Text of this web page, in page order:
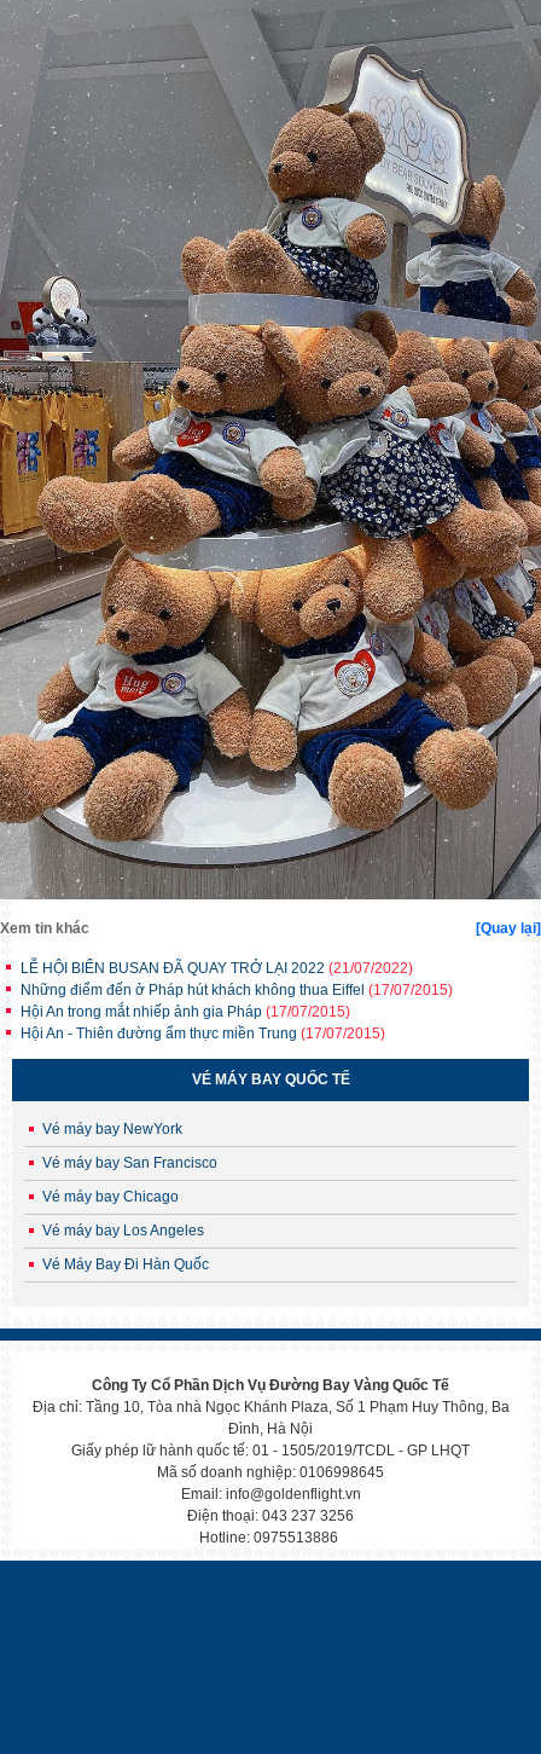
Xem tin khác [Quay lại]
LỄ HỘI BIỂN BUSAN ĐÃ QUAY TRỞ LẠI 2022 (21/07/2022)
Những điểm đến ở Pháp hút khách không thua Eiffel (17/07/2015)
Hội An trong mắt nhiếp ảnh gia Pháp (17/07/2015)
Hội An - Thiên đường ẩm thực miền Trung (17/07/2015)
VÉ MÁY BAY QUỐC TẾ
Vé máy bay NewYork
Vé máy bay San Francisco
Vé máy bay Chicago
Vé máy bay Los Angeles
Vé Máy Bay Đi Hàn Quốc
Công Ty Cổ Phần Dịch Vụ Đường Bay Vàng Quốc Tế
Địa chỉ: Tầng 10, Tòa nhà Ngọc Khánh Plaza, Số 1 Phạm Huy Thông, Ba
Đình, Hà Nội
Giấy phép lữ hành quốc tế: 01 - 1505/2019/TCDL - GP LHQT
Mã số doanh nghiệp: 0106998645
Email: info@goldenflight.vn
Điện thoại: 043 237 3256
Hotline: 0975513886